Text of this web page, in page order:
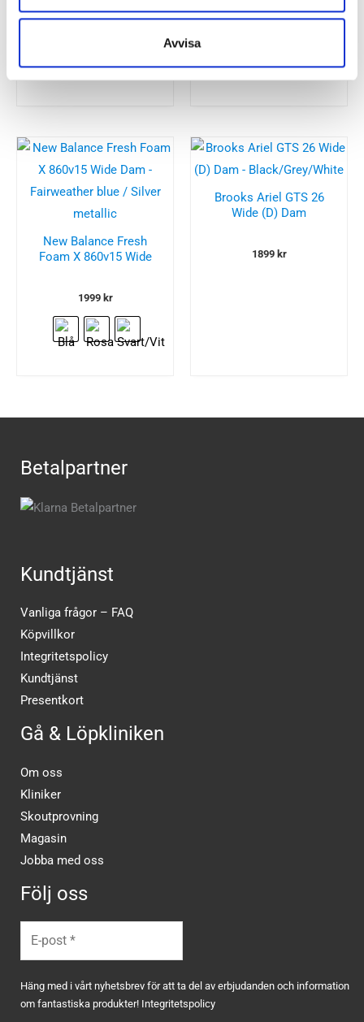
Avvisa
Sandal Unisex
New Balance Fresh
Foam X 860v15 Wide
1999 kr
Brooks Ariel GTS 26
Wide (D) Dam
1899 kr
Betalpartner
Kundtjänst
Vanliga frågor – FAQ
Köpvillkor
Integritetspolicy
Kundtjänst
Presentkort
Gå & Löpkliniken
Om oss
Kliniker
Skoutprovning
Magasin
Jobba med oss
Följ oss
Häng med i vårt nyhetsbrev för att ta del av erbjudanden och information
om fantastiska produkter! Integritetspolicy